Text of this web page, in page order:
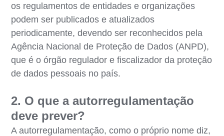
os regulamentos de entidades e organizações
podem ser publicados e atualizados
periodicamente, devendo ser reconhecidos pela
Agência Nacional de Proteção de Dados (ANPD),
que é o órgão regulador e fiscalizador da proteção
de dados pessoais no país.
2. O que a autorregulamentação
deve prever?
A autorregulamentação, como o próprio nome diz,